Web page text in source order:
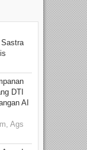
DTI
AI
Ags